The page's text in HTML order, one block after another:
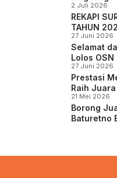
2 Juli 2026
REKAPI
TAHUN
27 Juni 2026
Selamat
Lolos
27 Juni 2026
Prestasi
Raih
Tambora
21 Mei 2026
Borong
Baturetno